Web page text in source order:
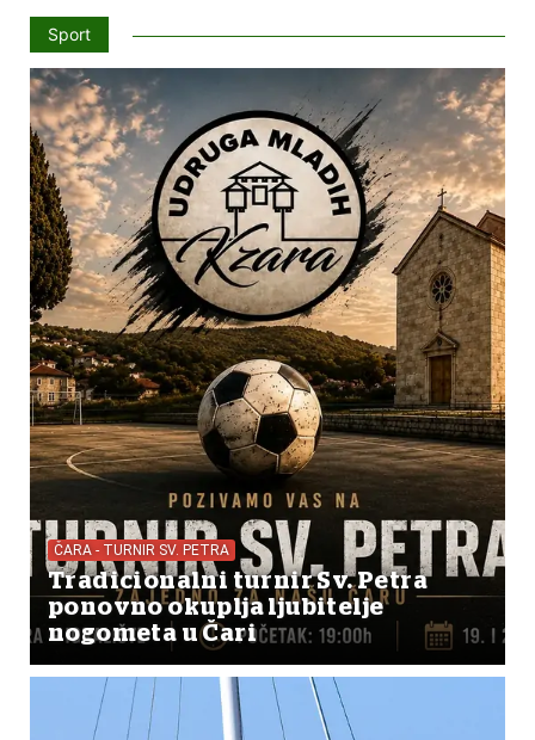
Sport
ČARA - TURNIR SV. PETRA
Tradicionalni turnir Sv. Petra
ponovno okuplja ljubitelje
nogometa u Čari